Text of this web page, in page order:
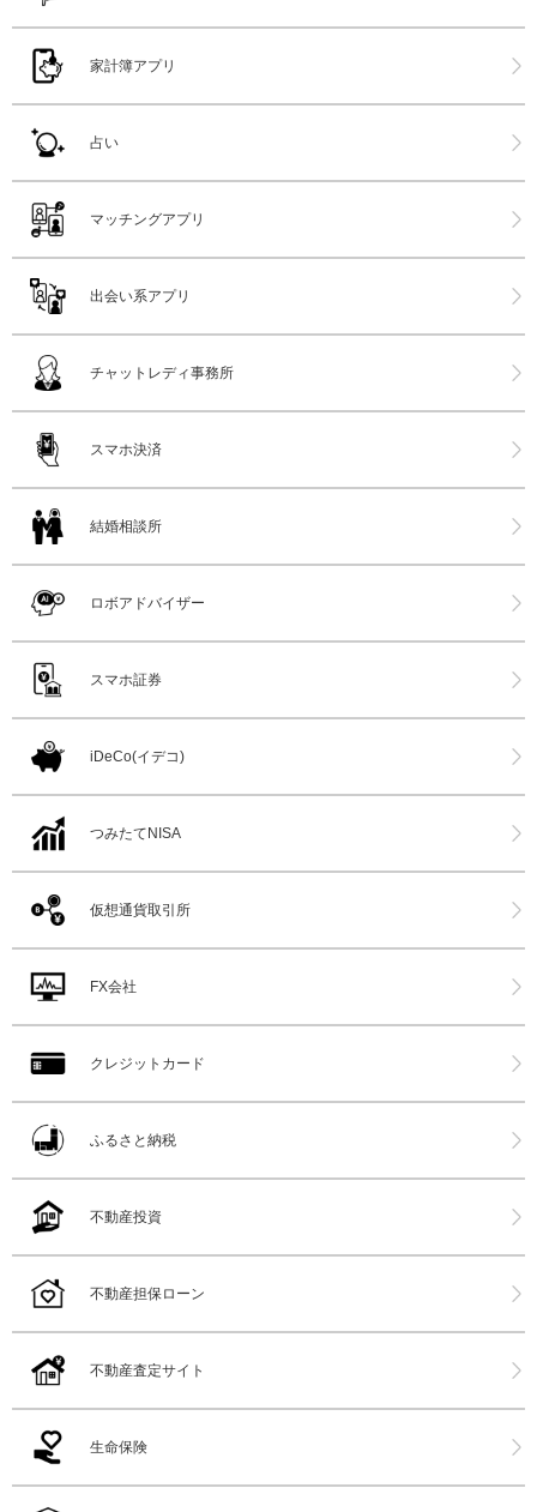
家計簿アプリ
占い
マッチングアプリ
出会い系アプリ
チャットレディ事務所
スマホ決済
結婚相談所
ロボアドバイザー
スマホ証券
iDeCo(イデコ)
つみたてNISA
仮想通貨取引所
FX会社
クレジットカード
ふるさと納税
不動産投資
不動産担保ローン
不動産査定サイト
生命保険